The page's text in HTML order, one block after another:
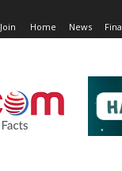
Home News